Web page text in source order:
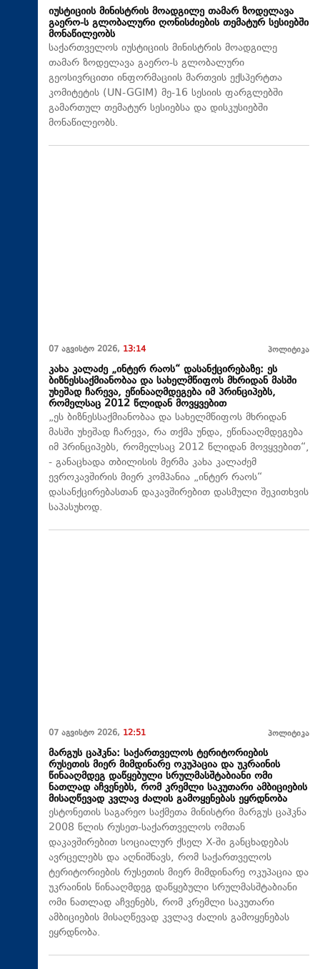
იუსტიციის მინისტრის მოადგილე თამარ ზოდელავა
გაერო-ს გლობალური ღონისძიების თემატურ სესიებში
მონაწილეობს
საქართველოს იუსტიციის მინისტრის მოადგილე
თამარ ზოდელავა გაერო-ს გლობალური
გეოსივრცითი ინფორმაციის მართვის ექსპერტთა
კომიტეტის (UN-GGIM) მე-16 სესიის ფარგლებში
გამართულ თემატურ სესიებსა და დისკუსიებში
მონაწილეობს.
07 აგვისტო 2026, 13:14 პოლიტიკა
კახა კალაძე „ინტერ რაოს“ დასანქცირებაზე: ეს
ბიზნესსაქმიანობაა და სახელმწიფოს მხრიდან მასში
უხეშად ჩარევა, ეწინააღმდეგება იმ პრინციპებს,
რომელსაც 2012 წლიდან მოვყვებით
„ეს ბიზნესსაქმიანობაა და სახელმწიფოს მხრიდან
მასში უხეშად ჩარევა, რა თქმა უნდა, ეწინააღმდეგება
იმ პრინციპებს, რომელსაც 2012 წლიდან მოვყვებით“,
- განაცხადა თბილისის მერმა კახა კალაძემ
ევროკავშირის მიერ კომპანია „ინტერ რაოს“
დასანქცირებასთან დაკავშირებით დასმული შეკითხვის
საპასუხოდ.
07 აგვისტო 2026, 12:51 პოლიტიკა
მარგუს ცაჰკნა: საქართველოს ტერიტორიების
რუსეთის მიერ მიმდინარე ოკუპაცია და უკრაინის
წინააღმდეგ დაწყებული სრულმასშტაბიანი ომი
ნათლად აჩვენებს, რომ კრემლი საკუთარი ამბიციების
მისაღწევად კვლავ ძალის გამოყენებას ეყრდნობა
ესტონეთის საგარეო საქმეთა მინისტრი მარგუს ცაჰკნა
2008 წლის რუსეთ-საქართველოს ომთან
დაკავშირებით სოციალურ ქსელ X-ში განცხადებას
ავრცელებს და აღნიშნავს, რომ საქართველოს
ტერიტორიების რუსეთის მიერ მიმდინარე ოკუპაცია და
უკრაინის წინააღმდეგ დაწყებული სრულმასშტაბიანი
ომი ნათლად აჩვენებს, რომ კრემლი საკუთარი
ამბიციების მისაღწევად კვლავ ძალის გამოყენებას
ეყრდნობა.